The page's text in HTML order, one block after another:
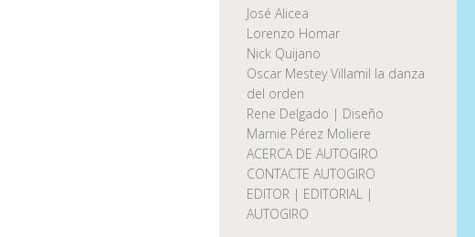
José Alicea
Lorenzo Homar
Nick Quijano
Oscar Mestey Villamil la danza
del orden
Rene Delgado | Diseño
Marnie Pérez Moliere
ACERCA DE AUTOGIRO
CONTACTE AUTOGIRO
EDITOR | EDITORIAL |
AUTOGIRO